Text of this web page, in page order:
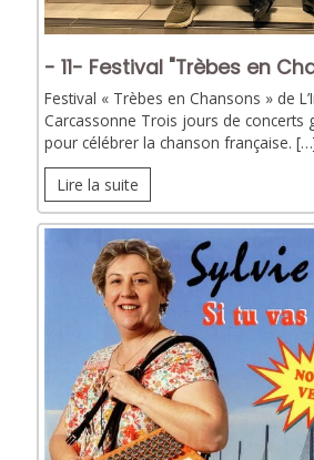
- 11- Festival "Trèbes en
Festival « Trèbes en Chansons » de
Carcassonne Trois jours de concerts
pour célébrer la chanson française.
Lire la suite